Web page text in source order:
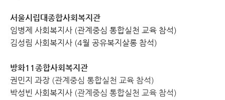
서울시립대종합사회복지관
임병제 사회복지사 (관계중심 통합실천 교육 참석)
김성림 사회복지사 (4월 공유복지살롱 참석)
방화11종합사회복지관
권민지 과장 (관계중심 통합실천 교육 참석)
박성빈 사회복지사 (관계중심 통합실천 교육 참석)